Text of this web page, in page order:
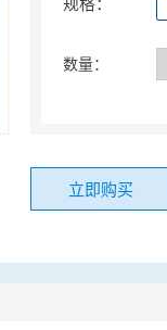
规格：
数量：
立即购买